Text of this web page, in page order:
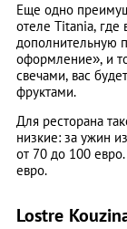
Еще одно
отеле Titania, где
дополнительную
оформление», и
свечами, вас
фруктами.
Для ресторана
низкие: за ужин
от 70 до 100
евро.
Lostre